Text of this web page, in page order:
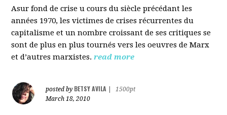
Asur fond de crise u cours du siècle précédant les
années 1970, les victimes de crises récurrentes du
capitalisme et un nombre croissant de ses critiques se
sont de plus en plus tournés vers les oeuvres de Marx
et d’autres marxistes. read more
posted by BETSY AVILA
1500pt
March 18, 2010